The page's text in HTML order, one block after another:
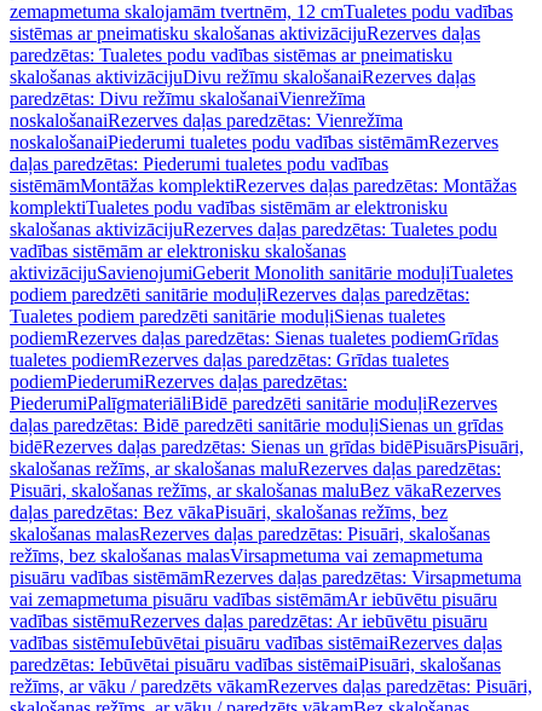
zemapmetuma skalojamām tvertnēm, 12 cmTualetes podu vadības
sistēmas ar pneimatisku skalošanas aktivizācijuRezerves daļas
paredzētas: Tualetes podu vadības sistēmas ar pneimatisku
skalošanas aktivizācijuDivu režīmu skalošanaiRezerves daļas
paredzētas: Divu režīmu skalošanaiVienrežīma
noskalošanaiRezerves daļas paredzētas: Vienrežīma
noskalošanaiPiederumi tualetes podu vadības sistēmāmRezerves
daļas paredzētas: Piederumi tualetes podu vadības
sistēmāmMontāžas komplektiRezerves daļas paredzētas: Montāžas
komplektiTualetes podu vadības sistēmām ar elektronisku
skalošanas aktivizācijuRezerves daļas paredzētas: Tualetes podu
vadības sistēmām ar elektronisku skalošanas
aktivizācijuSavienojumiGeberit Monolith sanitārie moduļiTualetes
podiem paredzēti sanitārie moduļiRezerves daļas paredzētas:
Tualetes podiem paredzēti sanitārie moduļiSienas tualetes
podiemRezerves daļas paredzētas: Sienas tualetes podiemGrīdas
tualetes podiemRezerves daļas paredzētas: Grīdas tualetes
podiemPiederumiRezerves daļas paredzētas:
PiederumiPalīgmateriāliBidē paredzēti sanitārie moduļiRezerves
daļas paredzētas: Bidē paredzēti sanitārie moduļiSienas un grīdas
bidēRezerves daļas paredzētas: Sienas un grīdas bidēPisuārsPisuāri,
skalošanas režīms, ar skalošanas maluRezerves daļas paredzētas:
Pisuāri, skalošanas režīms, ar skalošanas maluBez vākaRezerves
daļas paredzētas: Bez vākaPisuāri, skalošanas režīms, bez
skalošanas malasRezerves daļas paredzētas: Pisuāri, skalošanas
režīms, bez skalošanas malasVirsapmetuma vai zemapmetuma
pisuāru vadības sistēmāmRezerves daļas paredzētas: Virsapmetuma
vai zemapmetuma pisuāru vadības sistēmāmAr iebūvētu pisuāru
vadības sistēmuRezerves daļas paredzētas: Ar iebūvētu pisuāru
vadības sistēmuIebūvētai pisuāru vadības sistēmaiRezerves daļas
paredzētas: Iebūvētai pisuāru vadības sistēmaiPisuāri, skalošanas
režīms, ar vāku / paredzēts vākamRezerves daļas paredzētas: Pisuāri,